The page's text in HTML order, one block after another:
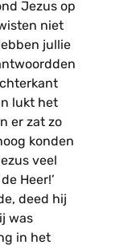
Jezus op
niet
jullie
lukt het
er zat zo
konden
veel
Heer!’
deed hij
was
in het